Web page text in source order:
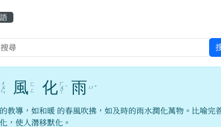
域
ㄔ
ㄨ
ㄣ 風 ㄈ
ㄥ
化 ㄏ
ㄨ
ㄚ
ˋ 雨 ㄩ ˇ
教導，如和暖 的春風吹拂，如及時的雨水潤化萬物。比喻完
，使人潛移默化。